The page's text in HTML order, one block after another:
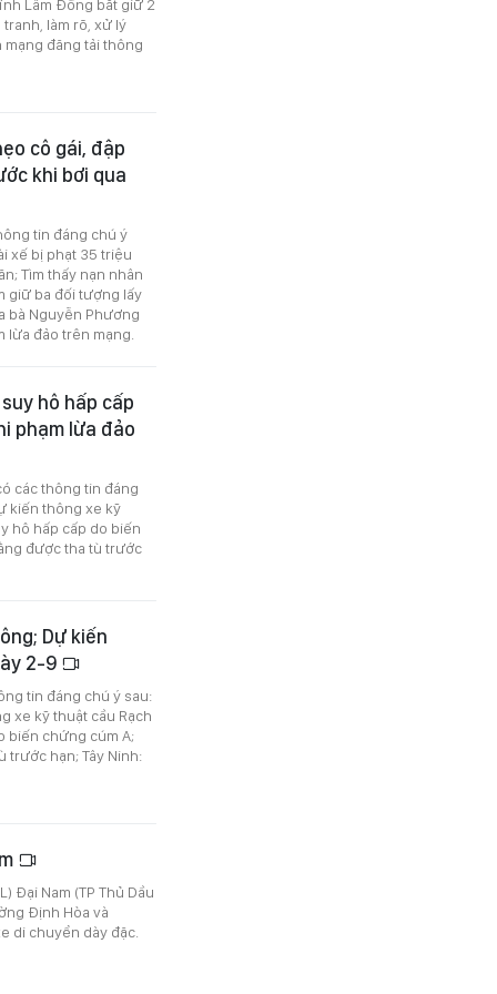
Lâm Đồng bắt giữ 2
làm rõ, xử lý
đăng tải thông
cô gái, đập
khi bơi qua
tin đáng chú ý
xế bị phạt 35 triệu
Tìm thấy nạn nhân
giữ ba đối tượng lấy
bà Nguyễn Phương
lừa đảo trên mạng.
hô hấp cấp
phạm lừa đảo
các thông tin đáng
kiến thông xe kỹ
hô hấp cấp do biến
được tha tù trước
Dự kiến
2-9
tin đáng chú ý sau:
xe kỹ thuật cầu Rạch
biến chứng cúm A;
trước hạn; Tây Ninh:
Đại Nam (TP Thủ Dầu
Định Hòa và
di chuyển dày đặc.